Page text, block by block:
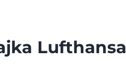
Lufthansa